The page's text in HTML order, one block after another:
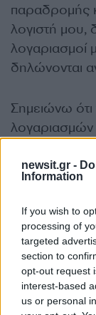
newsit.gr -
Information
If you wish to
processing of
targeted
section to
opt-out request
interest-based
us or personal
παραδρομής
λογιστή μου,
λογαριασμοί
δηλώνονται
Σημειώνω
λογαριασμών
σημείο όπου
λογιστή μου.
Γι’ αυτό
άμεσα σε
συμπλήρωση
Η